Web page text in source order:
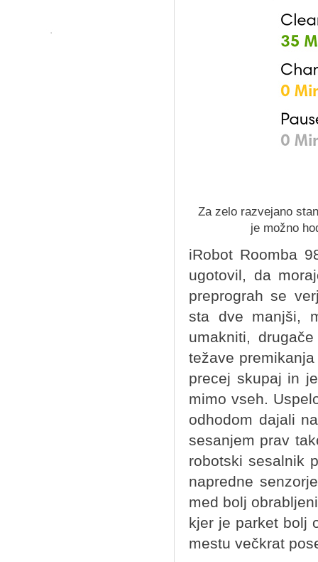
Za zelo razvejano
je možno
iRobot Roomba
ugotovil, da
preprograh se
sta dve manjši,
umakniti,
težave
precej skupaj in
mimo vseh.
odhodom dajali
sesanjem prav
robotski sesalnik
napredne
med bolj
kjer je parket bolj
mestu večkrat